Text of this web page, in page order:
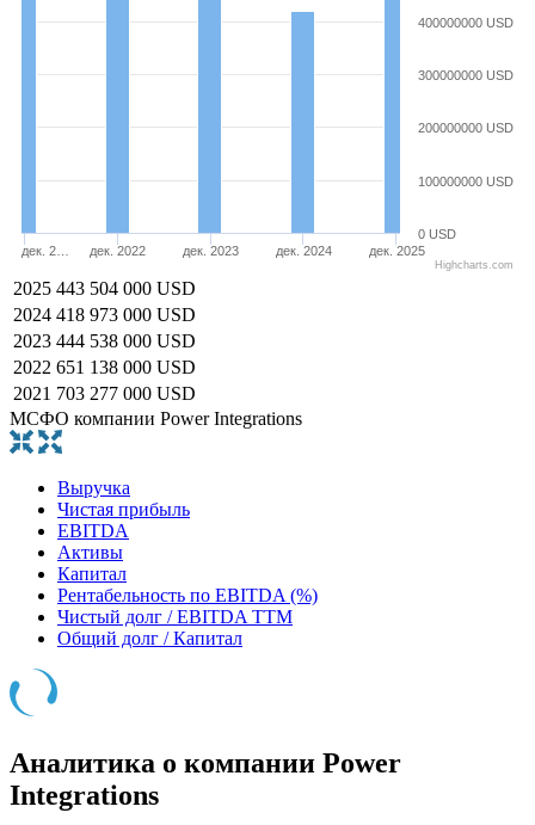
дек. 2… дек. 2022 дек. 2023 дек. 2024 дек. 2025
0 USD
200000000 USD
400000000 USD
100000000 USD
300000000 USD
Highcharts.com
2025 443 504 000 USD
2024 418 973 000 USD
2023 444 538 000 USD
2022 651 138 000 USD
2021 703 277 000 USD
МСФО компании Power Integrations
Выручка
Чистая прибыль
EBITDA
Активы
Капитал
Рентабельность по EBITDA (%)
Чистый долг / EBITDA TTM
Общий долг / Капитал
Аналитика о компании Power
Integrations